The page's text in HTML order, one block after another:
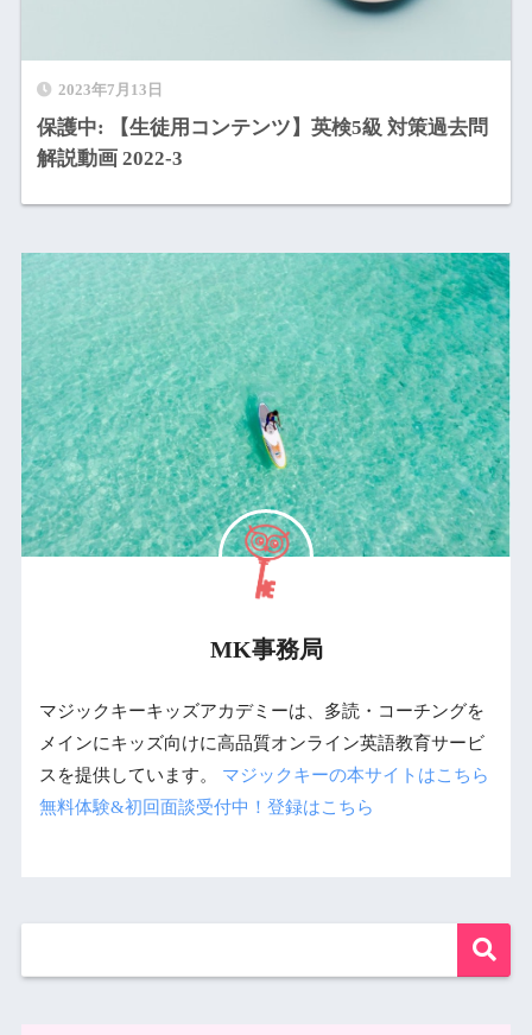
2023年7月13日
保護中: 【生徒用コンテンツ】英検5級 対策過去問
解説動画 2022-3
MK事務局
マジックキーキッズアカデミーは、多読・コーチングを
メインにキッズ向けに高品質オンライン英語教育サービ
スを提供しています。 マジックキーの本サイトはこちら
無料体験&初回面談受付中！登録はこちら